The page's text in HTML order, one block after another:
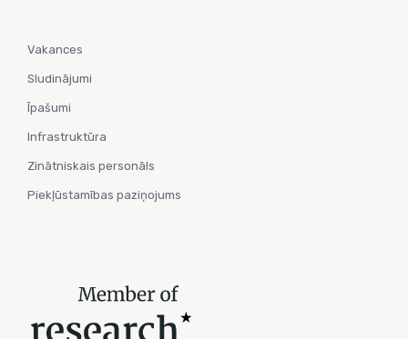
Vakances
Sludinājumi
Īpašumi
Infrastruktūra
Zinātniskais personāls
Piekļūstamības paziņojums